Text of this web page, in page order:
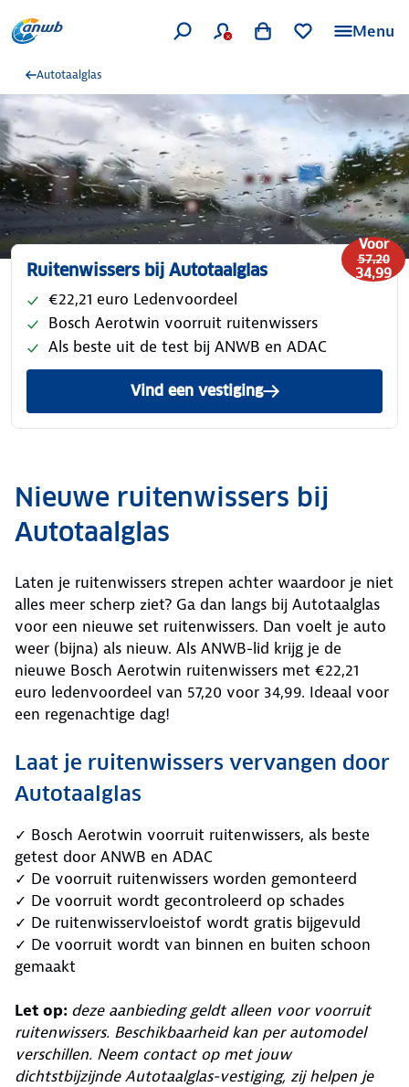
Menu
Autotaalglas
Voor
57,20
34,99
Ruitenwissers bij Autotaalglas
€22,21 euro Ledenvoordeel
Bosch Aerotwin voorruit ruitenwissers
Als beste uit de test bij ANWB en ADAC
Vind een vestiging
Nieuwe ruitenwissers bij
Autotaalglas
Laten je ruitenwissers strepen achter waardoor je niet
alles meer scherp ziet? Ga dan langs bij Autotaalglas
voor een nieuwe set ruitenwissers. Dan voelt je auto
weer (bijna) als nieuw. Als ANWB-lid krijg je de
nieuwe Bosch Aerotwin ruitenwissers met €22,21
euro ledenvoordeel van 57,20 voor 34,99. Ideaal voor
een regenachtige dag!
Laat je ruitenwissers vervangen door
Autotaalglas
✓ Bosch Aerotwin voorruit ruitenwissers, als beste
getest door ANWB en ADAC
✓ De voorruit ruitenwissers worden gemonteerd
✓ De voorruit wordt gecontroleerd op schades
✓ De ruitenwisservloeistof wordt gratis bijgevuld
✓ De voorruit wordt van binnen en buiten schoon
gemaakt
Let op: deze aanbieding geldt alleen voor voorruit
ruitenwissers. Beschikbaarheid kan per automodel
verschillen. Neem contact op met jouw
dichtstbijzijnde Autotaalglas-vestiging, zij helpen je